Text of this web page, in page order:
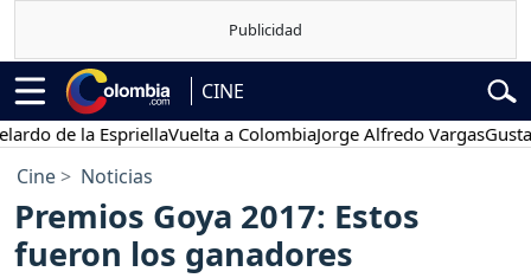
CINE
la EspriellaVuelta a ColombiaJorge Alfredo Vargas Gustavo
Cine Noticias
Premios Goya 2017: Estos
fueron los ganadores